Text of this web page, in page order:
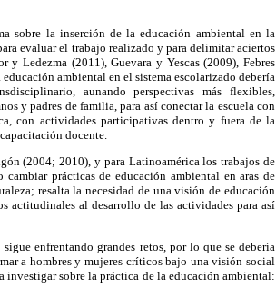
sobre la inserción de la educación ambiental en la
evaluar el trabajo realizado y para delimitar aciertos
y Ledezma (2011), Guevara y Yescas (2009), Febres
ambiental en el sistema escolarizado debería
aunando perspectivas más flexibles,
y padres de familia, para así conectar la escuela con
con actividades participativas dentro y fuera de la
docente.
(2004; 2010), y para Latinoamérica los trabajos de
prácticas de educación ambiental en aras de
resalta la necesidad de una visión de educación
actitudinales al desarrollo de las actividades para así
enfrentando grandes retos, por lo que se debería
a hombres y mujeres críticos bajo una visión social
investigar sobre la práctica de la educación ambiental: